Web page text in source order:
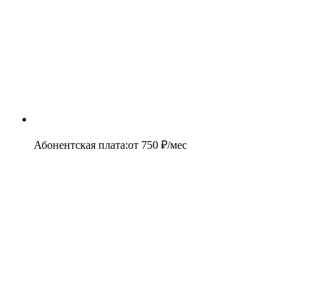
Абонентская плата:от 750 ₽/мес